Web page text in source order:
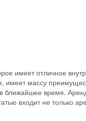
имеет отличное
имеет массу
ближайшее время.
входит не только